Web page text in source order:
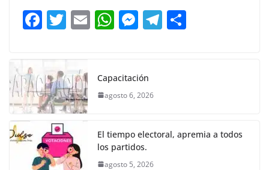
b
o
k
A
p
n
g
a
m
F
c
e
b
o
o
k
T
itt
er
E W
s
A
p
M
e
n
er
T
Capacitación
agosto 6, 2026
El tiempo electoral, apremia a todos
los partidos.
agosto 5, 2026